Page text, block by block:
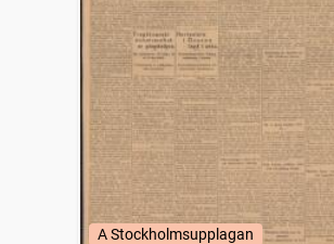
A Stockholmsupplagan